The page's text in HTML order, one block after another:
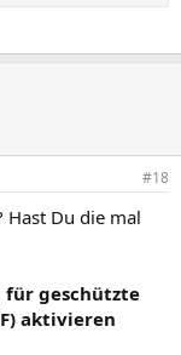
#18
Hast Du die mal
geschützte
aktivieren